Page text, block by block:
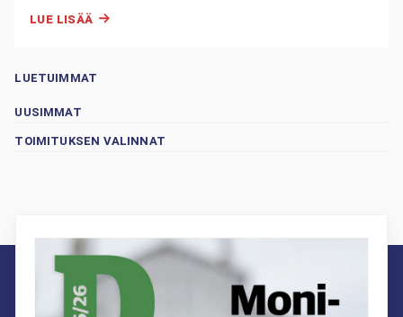
LUE LISÄÄ
LUETUIMMAT
UUSIMMAT
TOIMITUKSEN VALINNAT